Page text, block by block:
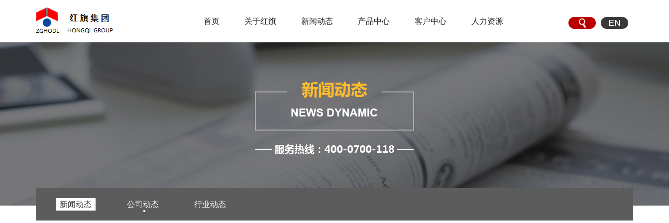
首页 关于红旗 新闻动态 产品中心 客户中心 人力资源 EN
新闻动态 公司动态 行业动态